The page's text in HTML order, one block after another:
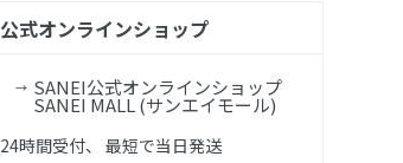
公式オンラインショップ
SANEI公式オンラインショップ
SANEI MALL (サンエイモール)
24時間受付、 最短で当日発送